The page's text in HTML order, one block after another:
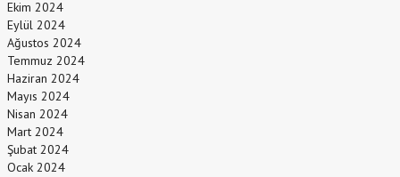
Ekim 2024
Eylül 2024
Ağustos 2024
Temmuz 2024
Haziran 2024
Mayıs 2024
Nisan 2024
Mart 2024
Şubat 2024
Ocak 2024